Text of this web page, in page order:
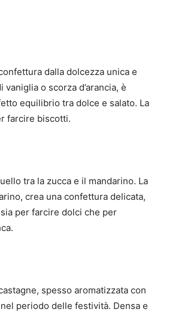
dalla dolcezza unica e
o scorza d’arancia, è
equilibrio tra dolce e salato. La
farcire biscotti.
tra la zucca e il mandarino. La
crea una confettura delicata,
per farcire dolci che per
spesso aromatizzata con
periodo delle festività. Densa e